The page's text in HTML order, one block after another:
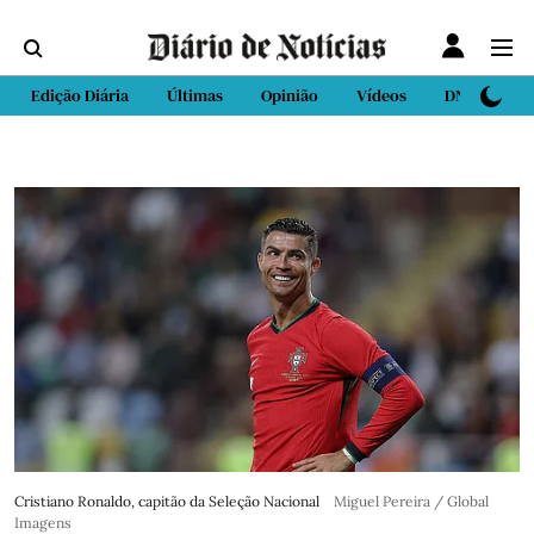
Edição Diária Últimas Opinião Vídeos DN Sport
Cristiano Ronaldo, capitão da Seleção Nacional
Miguel Pereira / Global
Imagens